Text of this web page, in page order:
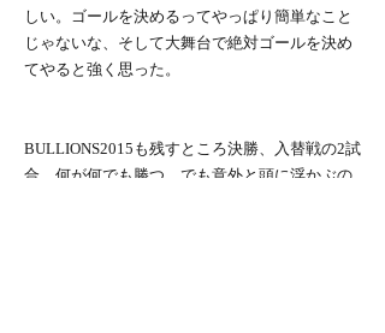
しい。ゴールを決めるってやっぱり簡単なこと
じゃないな、そして大舞台で絶対ゴールを決め
てやると強く思った。
BULLIONS2015も残すところ決勝、入替戦の2試
合。何が何でも勝つ。でも意外と頭に浮かぶの